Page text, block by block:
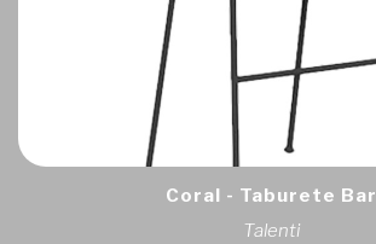
Coral - Taburete Bar
Talenti